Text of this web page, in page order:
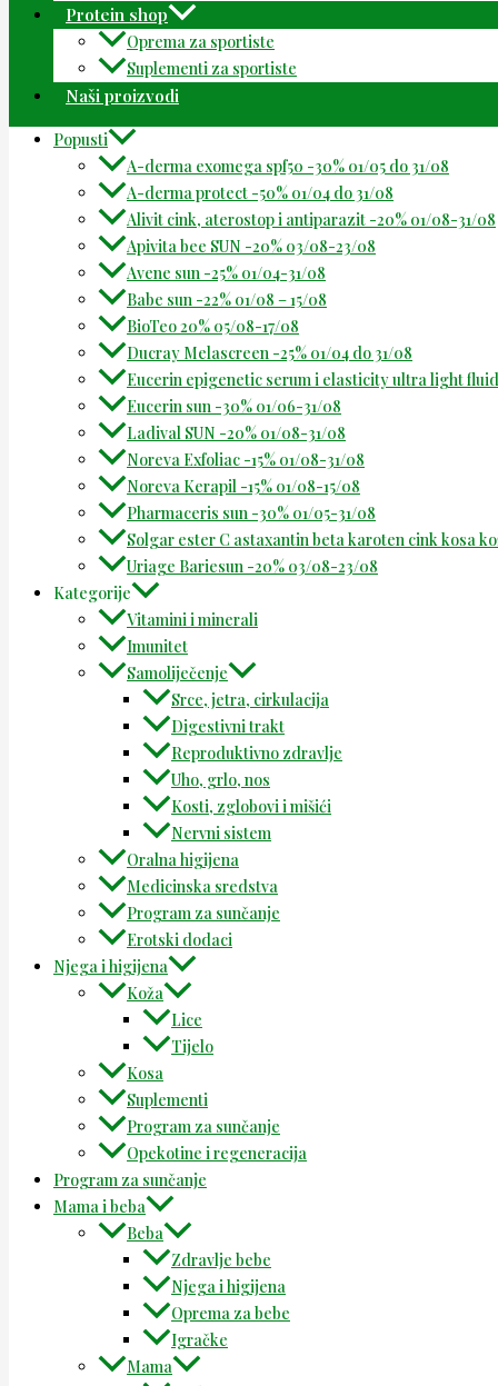
Protein shop
Oprema za sportiste
Suplementi za sportiste
Naši proizvodi
Popusti
A-derma exomega spf50 -30% 01/05 do 31/08
A-derma protect -50% 01/04 do 31/08
Alivit cink, aterostop i antiparazit -20% 01/08-31/08
Apivita bee SUN -20% 03/08-23/08
Avene sun -25% 01/04-31/08
Babe sun -22% 01/08 – 15/08
BioTeo 20% 05/08-17/08
Ducray Melascreen -25% 01/04 do 31/08
Eucerin epigenetic serum i elasticity ultra light
Eucerin sun -30% 01/06-31/08
Ladival SUN -20% 01/08-31/08
Noreva Exfoliac -15% 01/08-31/08
Noreva Kerapil -15% 01/08-15/08
Pharmaceris sun -30% 01/05-31/08
Solgar ester C astaxantin beta karoten cink kosa
Uriage Bariesun -20% 03/08-23/08
Kategorije
Vitamini i minerali
Imunitet
Samoliječenje
Srce, jetra, cirkulacija
Digestivni trakt
Reproduktivno zdravlje
Uho, grlo, nos
Kosti, zglobovi i mišići
Nervni sistem
Oralna higijena
Medicinska sredstva
Program za sunčanje
Erotski dodaci
Njega i higijena
Koža
Lice
Tijelo
Kosa
Suplementi
Program za sunčanje
Opekotine i regeneracija
Program za sunčanje
Mama i beba
Beba
Zdravlje bebe
Njega i higijena
Oprema za bebe
Igračke
Mama